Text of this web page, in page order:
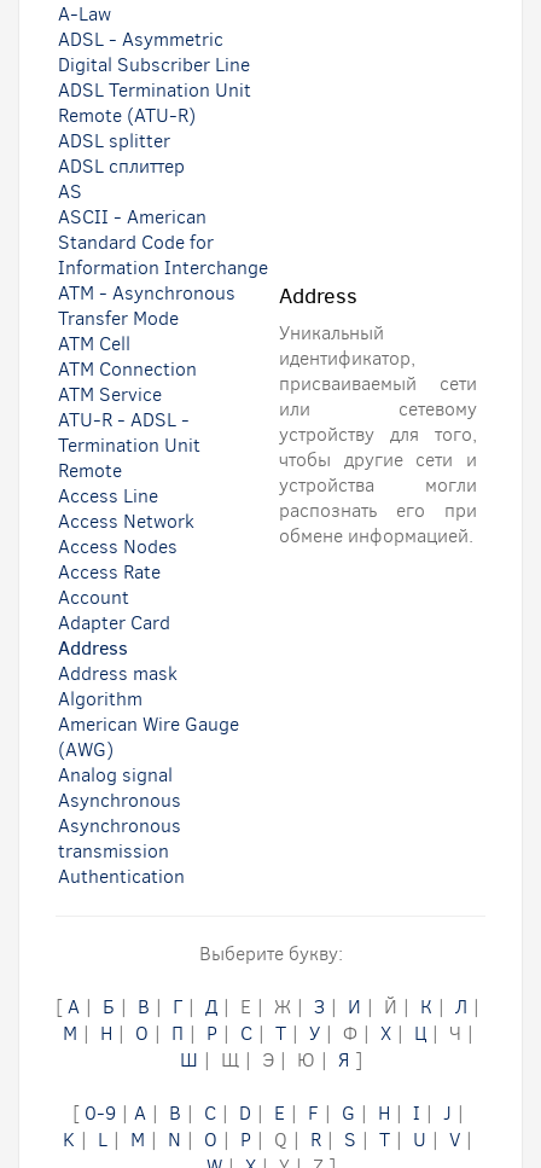
A-Law
ADSL - Asymmetric
Digital Subscriber Line
ADSL Termination Unit
Remote (ATU-R)
ADSL splitter
ADSL сплиттер
AS
ASCII - American
Standard Code for
Information Interchange
ATM - Asynchronous
Transfer Mode
ATM Cell
ATM Connection
ATM Service
ATU-R - ADSL -
Termination Unit
Remote
Access Line
Access Network
Access Nodes
Access Rate
Account
Adapter Card
Address
Address mask
Algorithm
American Wire Gauge
(AWG)
Analog signal
Asynchronous
Asynchronous
transmission
Authentication
Address
Уникальный
идентификатор,
присваиваемый сети
или сетевому
устройству для того,
чтобы другие сети и
устройства могли
распознать его при
обмене информацией.
Выберите букву:
[А | Б | В | Г | Д | Е | Ж | З | И | Й | К | Л |
М | Н | О | П | Р| С| Т| У| Ф | Х| Ц| Ч |
Ш | Щ | Э | Ю | Я ]
[ 0-9| A| B | C| D | E | F | G | H | I | J |
K | L | M | N | O | P | Q | R | S | T | U | V |